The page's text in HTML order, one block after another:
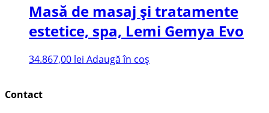
Masă de masaj și tratamente
estetice, spa, Lemi Gemya Evo
34.867,00 lei Adaugă în coș
Contact